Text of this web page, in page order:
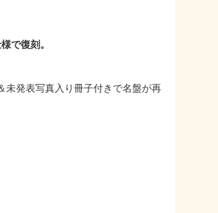
で復刻。
未発表写真入り冊子付きで名盤が再